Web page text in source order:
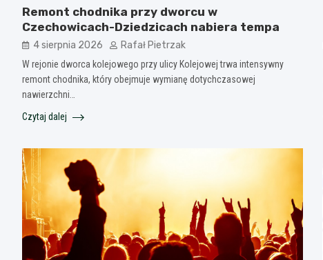
Remont chodnika przy dworcu w
Czechowicach-Dziedzicach nabiera tempa
4 sierpnia 2026 Rafał Pietrzak
W rejonie dworca kolejowego przy ulicy Kolejowej trwa intensywny
remont chodnika, który obejmuje wymianę dotychczasowej
nawierzchni…
Czytaj dalej